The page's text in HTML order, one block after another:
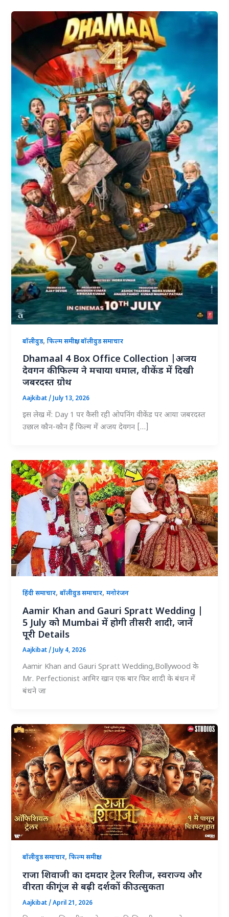
बॉलीवुड,फिल्म समीक्षा,बॉलीवुड समाचार
Dhamaal 4 Box Office Collection |अजय
देवगन की फिल्म ने मचाया धमाल, वीकेंड में दिखी
जबरदस्त ग्रोथ
Aajkibat/July 13, 2026
इस लेख में: Day 1 पर कैसी रही ओपनिंग वीकेंड पर आया जबरदस्त
उछाल कौन-कौन हैं फिल्म में अजय देवगन […]
हिंदी समाचार,बॉलीवुड समाचार,मनोरंजन
Aamir Khan and Gauri Spratt Wedding |
5 July को Mumbai में होगी तीसरी शादी, जानें
पूरी Details
Aajkibat/July 4, 2026
Aamir Khan and Gauri Spratt Wedding,Bollywood के
Mr. Perfectionist आमिर खान एक बार फिर शादी के बंधन में
बंधने जा
बॉलीवुड समाचार,फिल्म समीक्षा
राजा शिवाजी का दमदार ट्रेलर रिलीज, स्वराज्य और
वीरता की गूंज से बढ़ी दर्शकों की उत्सुकता
Aajkibat/April 21, 2026